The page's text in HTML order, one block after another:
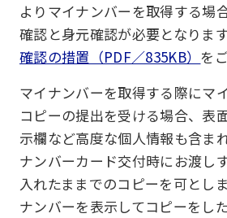
よりマイナンバーを取得する場
確認と身元確認が必要となりま
確認の措置（PDF／835KB） を
マイナンバーを取得する際にマ
コピーの提出を受ける場合、表
示欄など高度な個人情報も含ま
ナンバーカード交付時にお渡し
入れたままでのコピーを可とし
ナンバーを表示してコピーをし